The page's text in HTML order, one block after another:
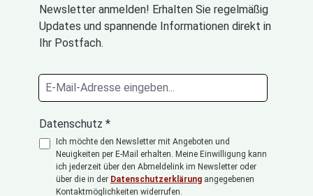
Newsletter anmelden! Erhalten Sie regelmäßig
Updates und spannende Informationen direkt in
Ihr Postfach.
Datenschutz *
Ich möchte den Newsletter mit Angeboten und
Neuigkeiten per E-Mail erhalten. Meine Einwilligung kann
ich jederzeit über den Abmeldelink im Newsletter oder
über die in der Datenschutzerklärung angegebenen
Kontaktmöglichkeiten widerrufen.